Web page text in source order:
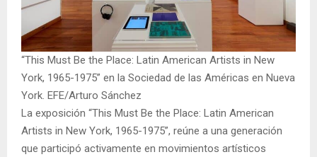
“This Must Be the Place: Latin American Artists in New
York, 1965-1975” en la Sociedad de las Américas en Nueva
York. EFE/Arturo Sánchez
La exposición “This Must Be the Place: Latin American
Artists in New York, 1965-1975”, reúne a una generación
que participó activamente en movimientos artísticos